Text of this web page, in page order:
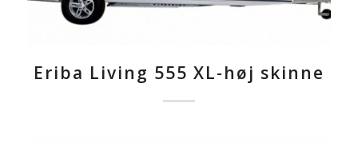
Eriba Living 555 XL-høj skinne